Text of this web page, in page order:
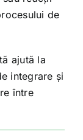
de
ajută la
integrare și
între